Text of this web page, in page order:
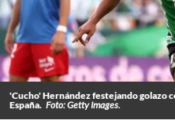
'Cucho' Hernández festejando golazo
España. Foto: Getty Images.